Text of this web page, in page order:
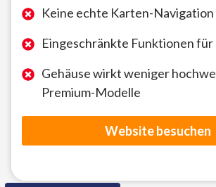
Keine echte Karten-
Eingeschränkte Funktionen
Gehäuse wirkt weniger
Premium-Modelle
Website besuchen